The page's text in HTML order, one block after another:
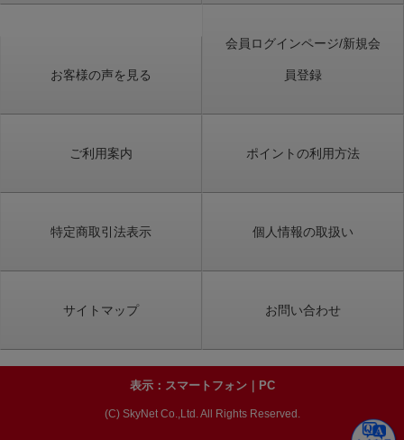
お客様の声を見る
会員ログインページ/新規会
員登録
ご利用案内 ポイントの利用方法
特定商取引法表示 個人情報の取扱い
サイトマップ お問い合わせ
表示：スマートフォン｜ PC
(C) SkyNet Co.,Ltd. All Rights Reserved.